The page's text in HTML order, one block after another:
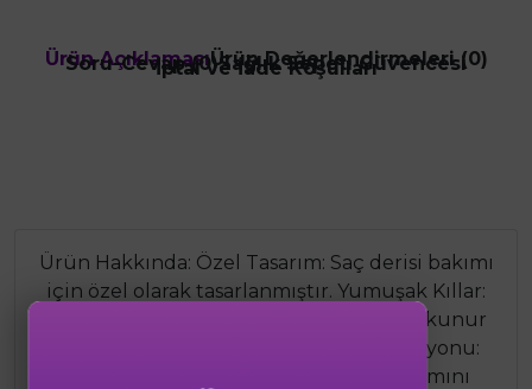
Ürün AçıklamasıÜrün Değerlendirmeleri (0)
Soru-Cevap (0)Sağlık Sepeti Güvencesi
İptal ve İade Koşulları
Ürün Hakkında: Özel Tasarım: Saç derisi bakımı
için özel olarak tasarlanmıştır. Yumuşak Kıllar:
Yumuşak kılları saç derisine nazikçe dokunur
ve hassas bir bakım sağlar. Masaj Fonksiyonu:
Saç derisine masaj yapar ve kan dolaşımını